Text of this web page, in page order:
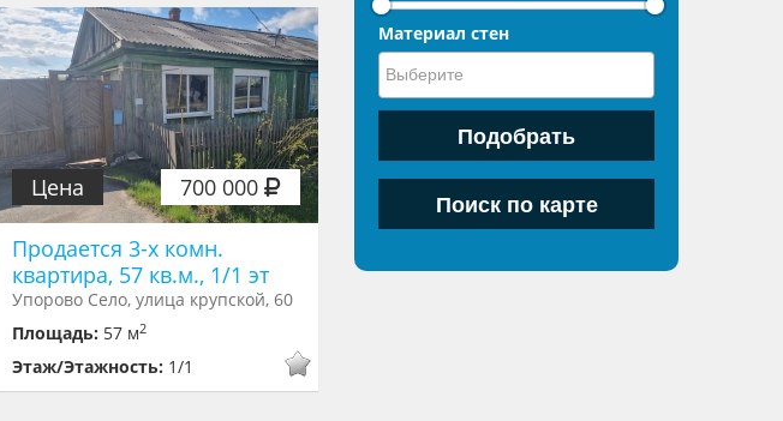
700 000
Цена
Продается 3-х комн.
квартира, 57 кв.м., 1/1 эт
Упорово Село, улица крупской, 60
Площадь: 57 м2
Этаж/Этажность: 1/1
Материал стен